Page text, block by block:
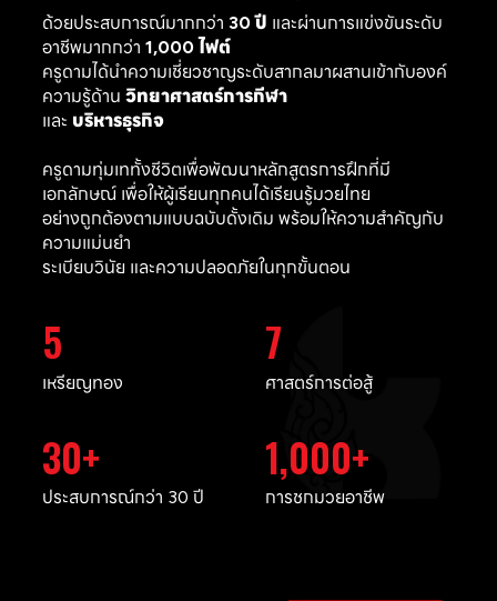
ด้วยประสบการณ์มากกว่า 30 ปี และผ่านการแข่งขันระดับ
อาชีพมากกว่า 1,000 ไฟต์
ครูดามได้นำความเชี่ยวชาญระดับสากลมาผสานเข้ากับองค์
ความรู้ด้าน วิทยาศาสตร์การกีฬา
และ บริหารธุรกิจ
ครูดามทุ่มเททั้งชีวิตเพื่อพัฒนาหลักสูตรการฝึกที่มี
เอกลักษณ์ เพื่อให้ผู้เรียนทุกคนได้เรียนรู้มวยไทย
อย่างถูกต้องตามแบบฉบับดั้งเดิม พร้อมให้ความสำคัญกับ
ความแม่นยำ
ระเบียบวินัย และความปลอดภัยในทุกขั้นตอน
5
เหรียญทอง
7
ศาสตร์การต่อสู้
30
ประสบการณ์กว่า 30 ปี
1,000
การชกมวยอาชีพ